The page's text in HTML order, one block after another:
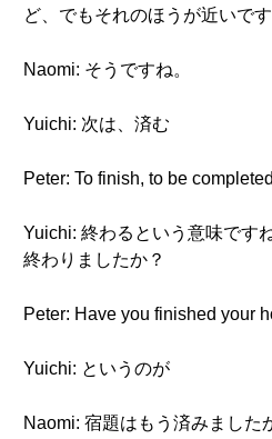
ど、でもそれのほうが近いで
Naomi: そうですね。
Yuichi: 次は、済む
Peter: To finish, to be
Yuichi: 終わるという意味です
終わりましたか？
Peter: Have you finished your
Yuichi: というのが
Naomi: 宿題はもう済みました